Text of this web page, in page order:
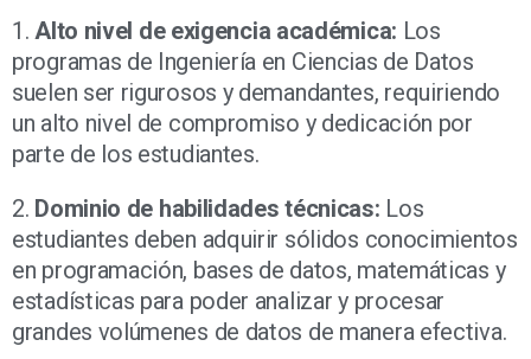
1. Alto nivel de exigencia académica: Los
programas de Ingeniería en Ciencias de Datos
suelen ser rigurosos y demandantes, requiriendo
un alto nivel de compromiso y dedicación por
parte de los estudiantes.
2. Dominio de habilidades técnicas: Los
estudiantes deben adquirir sólidos conocimientos
en programación, bases de datos, matemáticas y
estadísticas para poder analizar y procesar
grandes volúmenes de datos de manera efectiva.